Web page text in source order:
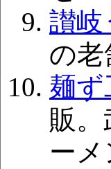
讃
の
麺ず
販
ーメ